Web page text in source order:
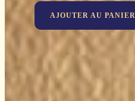
AJOUTER AU PANIER